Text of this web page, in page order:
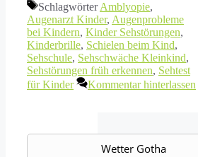
SchlagwörterAmblyopie,
Augenarzt Kinder, Augenprobleme
bei Kindern, Kinder Sehstörungen,
Kinderbrille, Schielen beim Kind,
Sehschule, Sehschwäche Kleinkind,
Sehstörungen früh erkennen, Sehtest
für Kinder
Kommentar hinterlassen
Wetter Gotha